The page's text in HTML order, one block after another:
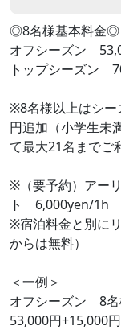
◎8名様基本料金◎
オフシーズン
トップシーズン
※8名様以上はシー
円追加（小学生未
て最大21名までご
※（要予約）アー
ト 6,000yen/1h
※宿泊料金と別に
からは無料）
＜一例＞
オフシーズン 8名
53,000円+15,000